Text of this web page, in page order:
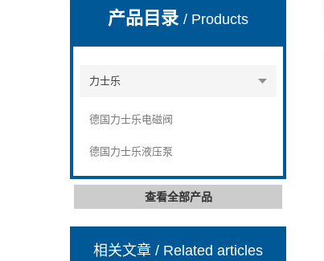
上海康驿实业有限公司
产品目录/ Products
力士乐
德国力士乐电磁阀
德国力士乐液压泵
查看全部产品
相关文章/ Related articles